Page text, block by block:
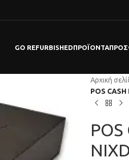
GO REFURBISHEDΠΡΟΪΌΝΤΑ
Αρχική
POS CASH